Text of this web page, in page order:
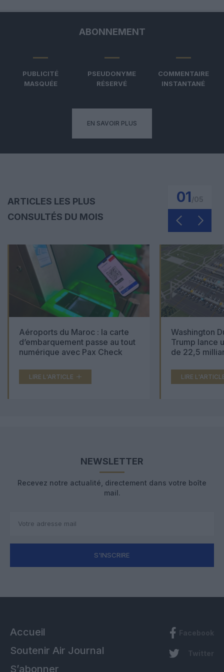
ABONNEMENT
PUBLICITÉ
MASQUÉE
PSEUDONYME
RÉSERVÉ
COMMENTAIRE
INSTANTANÉ
EN SAVOIR PLUS
ARTICLES LES PLUS
CONSULTÉS DU MOIS
01
Aéroports du Maroc : la carte
d’embarquement passe au tout
numérique avec Pax Check
LIRE L'ARTICLE
Washington
Trump lance
de 22,5
LIRE
NEWSLETTER
Recevez notre actualité, directement dans votre boîte
mail.
S'INSCRIRE
Accueil
Soutenir Air Journal
S’abonner